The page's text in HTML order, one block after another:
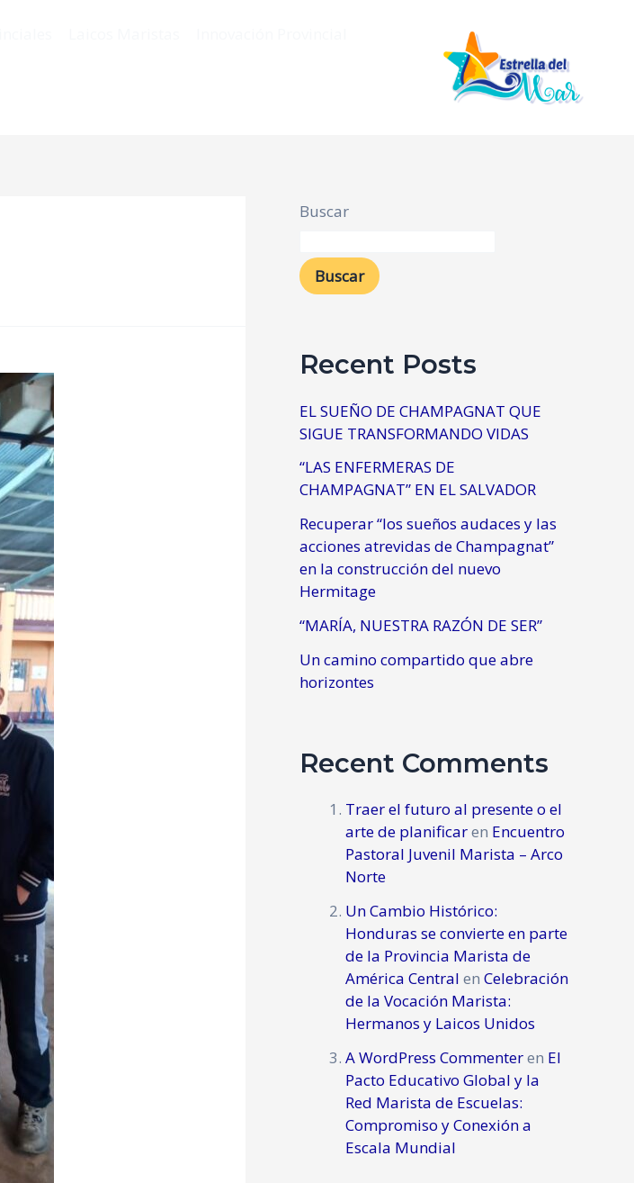
Buscar
Buscar
Recent Posts
EL SUEÑO DE CHAMPAGNAT QUE
SIGUE TRANSFORMANDO VIDAS
“LAS ENFERMERAS DE
CHAMPAGNAT” EN EL SALVADOR
Recuperar “los sueños audaces y las
acciones atrevidas de Champagnat”
en la construcción del nuevo
Hermitage
“MARÍA, NUESTRA RAZÓN DE SER”
Un camino compartido que abre
horizontes
Recent Comments
Traer el futuro al presente o el
arte de planificaren Encuentro
Pastoral Juvenil Marista – Arco
Norte
Un Cambio Histórico:
Honduras se convierte en parte
de la Provincia Marista de
América Central en Celebración
de la Vocación Marista:
Hermanos y Laicos Unidos
A WordPress Commenteren El
Pacto Educativo Global y la
Red Marista de Escuelas:
Compromiso y Conexión a
Escala Mundial